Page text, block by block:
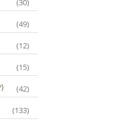
(30)
(49)
(12)
(15)
(42)
(133)